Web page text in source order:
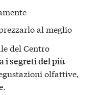
al meglio
del Centro
i segreti del più
olfattive,